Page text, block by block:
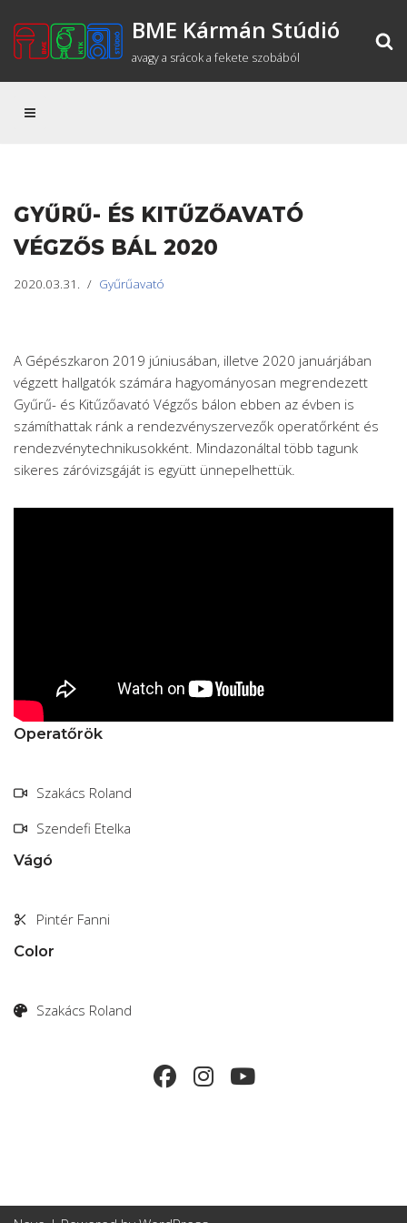
Skip
BME Kármán Stúdió
avagy a srácok a fekete szobából
GYŰRŰ- ÉS KITŰZŐAVATÓ
VÉGZŐS BÁL 2020
2020.03.31. Gyűrűavató
A Gépészkaron 2019 júniusában, illetve 2020 januárjában
végzett hallgatók számára hagyományosan megrendezett
Gyűrű- és Kitűzőavató Végzős bálon ebben az évben is
számíthattak ránk a rendezvényszervezők operatőrként és
rendezvénytechnikusokként. Mindazonáltal több tagunk
sikeres záróvizsgáját is együtt ünnepelhettük.
Operatőrök
Szakács Roland
Szendefi Etelka
Vágó
Pintér Fanni
Color
Szakács Roland